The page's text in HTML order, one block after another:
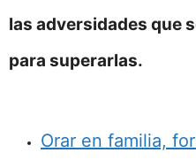
las adversidades que
para superarlas.
Orar en familia,